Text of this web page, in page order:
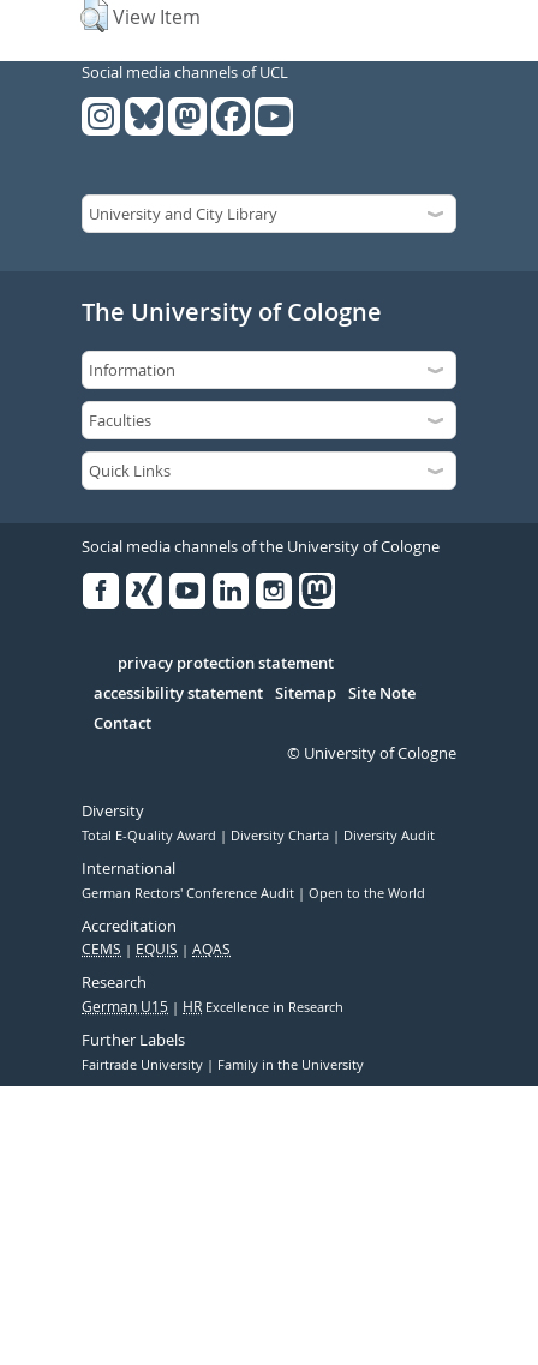
View Item
Social media channels of UCL
The University of Cologne
Social media channels of the University of Cologne
Serivce
privacy protection statement
accessibility statement Sitemap Site Note
Contact
© University of Cologne
Diversity
Total E-Quality Award Diversity Charta Diversity Audit
International
German Rectors' Conference Audit Open to the World
Accreditation
CEMS EQUIS AQAS
Research
German U15 HR Excellence in Research
Further Labels
Fairtrade University Family in the University